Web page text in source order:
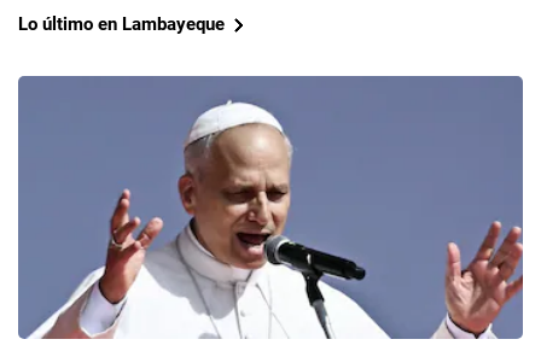
Lo último en Lambayeque